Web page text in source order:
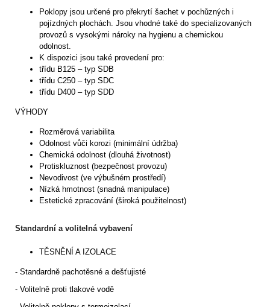
Poklopy jsou určené pro překrytí šachet v pochůzných i
pojízdných plochách. Jsou vhodné také do specializovaných
provozů s vysokými nároky na hygienu a chemickou
odolnost.
K dispozici jsou také provedení pro:
třídu B125 – typ SDB
třídu C250 – typ SDC
třídu D400 – typ SDD
VÝHODY
Rozměrová variabilita
Odolnost vůči korozi (minimální údržba)
Chemická odolnost (dlouhá životnost)
Protiskluznost (bezpečnost provozu)
Nevodivost (ve výbušném prostředí)
Nízká hmotnost (snadná manipulace)
Estetické zpracování (široká použitelnost)
Standardní a volitelná vybavení
TĚSNĚNÍ A IZOLACE
- Standardně pachotěsné a dešťujisté
- Volitelně proti tlakové vodě